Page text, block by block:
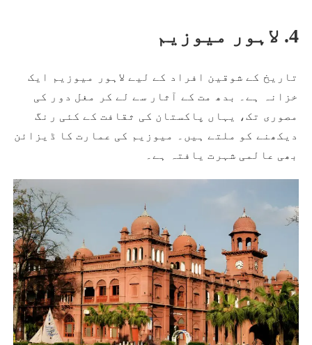
4. لاہور میوزیم
تاریخ کے شوقین افراد کے لیے لاہور میوزیم ایک
خزانہ ہے۔ بدھ مت کے آثار سے لے کر مغل دور کی
مصوری تک، یہاں پاکستان کی ثقافت کے کئی رنگ
دیکھنے کو ملتے ہیں۔ میوزیم کی عمارت کا ڈیزائن
بھی عالمی شہرت یافتہ ہے۔